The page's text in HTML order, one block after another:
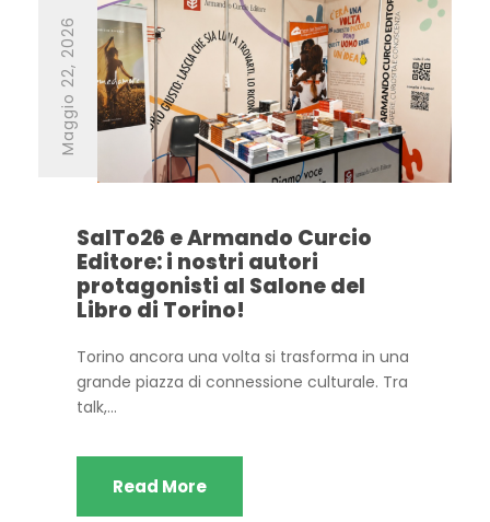
Maggio 22, 2026
SalTo26 e Armando Curcio
Editore: i nostri autori
protagonisti al Salone del
Libro di Torino!
Torino ancora una volta si trasforma in una
grande piazza di connessione culturale. Tra
talk,...
Read More